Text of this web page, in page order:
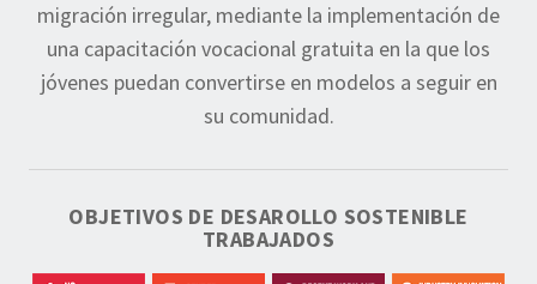
migración irregular, mediante la implementación de
una capacitación vocacional gratuita en la que los
jóvenes puedan convertirse en modelos a seguir en
su comunidad.
OBJETIVOS DE DESAROLLO SOSTENIBLE
TRABAJADOS